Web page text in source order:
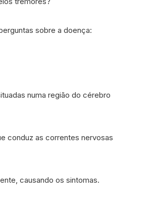
sobre a doença:
numa região do cérebro
conduz as correntes nervosas
causando os sintomas.